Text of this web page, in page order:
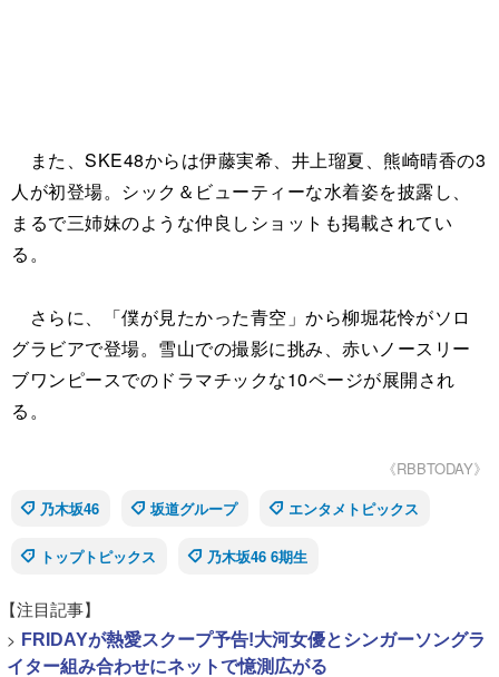
また、SKE48からは伊藤実希、井上瑠夏、熊崎晴香の3
人が初登場。シック＆ビューティーな水着姿を披露し、
まるで三姉妹のような仲良しショットも掲載されてい
る。
さらに、「僕が見たかった青空」から柳堀花怜がソロ
グラビアで登場。雪山での撮影に挑み、赤いノースリー
ブワンピースでのドラマチックな10ページが展開され
る。
《RBBTODAY》
乃木坂46
坂道グループ エンタメトピックス
トップトピックス 乃木坂46 6期生
【注目記事】
> FRIDAYが熱愛スクープ予告!大河女優とシンガーソングラ
イター組み合わせにネットで憶測広がる